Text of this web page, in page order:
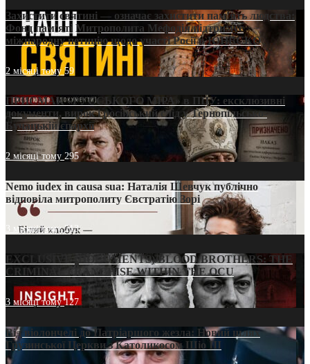
Захистити святині — означає захистити пам’ять людства:
Фонд пам’яті Митрополита Мефодія підтримує
міжнародну петицію щодо участі Росії в ЮНЕСКО
2 місяці тому59
ПРИСМАК «РУССЬКОГО МІРА» в ПЦУ: ексклюзивні
документи, вирок і російський слід у Тернопільсько-
Бучацькій єпархії
2 місяці тому 295
Nemo iudex in causa sua: Наталія Шевчук публічно
відповіла митрополиту Євстратію Зорі
3 місяці тому213
EXCLUSIVE (DOCUMENTS)/BLOOD BROTHERS: THE
CRIMINAL FRANCHISE WITHIN THE OCU
3 місяці тому127
Від віолончелі до Патріаршого жезла: Новий шлях
Грузинської Церкви з Католикосом Шіо III